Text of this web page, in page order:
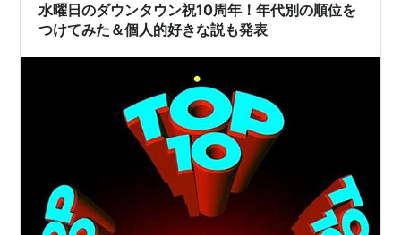
水曜日のダウンタウン祝10周年！年代別の順位を
つけてみた＆個人的好きな説も発表